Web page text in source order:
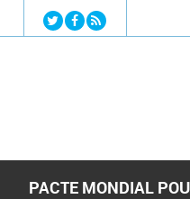
Jump to navigation
PACTE MONDIAL